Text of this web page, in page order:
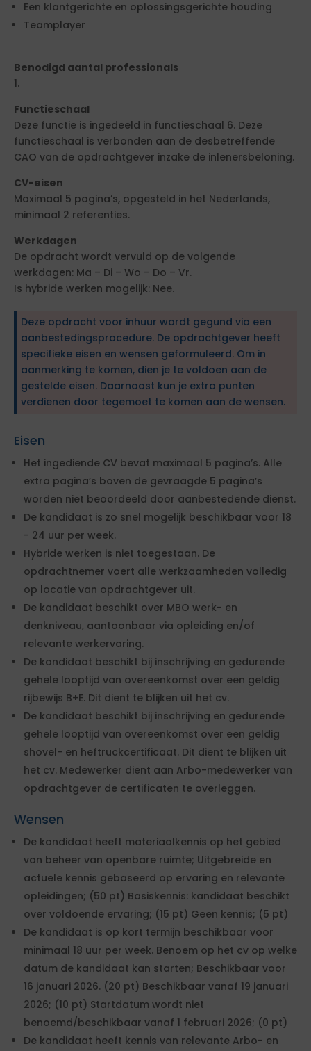
Een klantgerichte en oplossingsgerichte houding
Teamplayer
Benodigd aantal professionals
1.
Functieschaal
Deze functie is ingedeeld in functieschaal 6. Deze
functieschaal is verbonden aan de desbetreffende
CAO van de opdrachtgever inzake de inlenersbeloning.
CV-eisen
Maximaal 5 pagina’s, opgesteld in het Nederlands,
minimaal 2 referenties.
Werkdagen
De opdracht wordt vervuld op de volgende
werkdagen: Ma – Di – Wo – Do – Vr.
Is hybride werken mogelijk: Nee.
Deze opdracht voor inhuur wordt gegund via een
aanbestedingsprocedure. De opdrachtgever heeft
specifieke eisen en wensen geformuleerd. Om in
aanmerking te komen, dien je te voldoen aan de
gestelde eisen. Daarnaast kun je extra punten
verdienen door tegemoet te komen aan de wensen.
Eisen
Het ingediende CV bevat maximaal 5 pagina’s. Alle
extra pagina’s boven de gevraagde 5 pagina’s
worden niet beoordeeld door aanbestedende dienst.
De kandidaat is zo snel mogelijk beschikbaar voor 18
- 24 uur per week.
Hybride werken is niet toegestaan. De
opdrachtnemer voert alle werkzaamheden volledig
op locatie van opdrachtgever uit.
De kandidaat beschikt over MBO werk- en
denkniveau, aantoonbaar via opleiding en/of
relevante werkervaring.
De kandidaat beschikt bij inschrijving en gedurende
gehele looptijd van overeenkomst over een geldig
rijbewijs B+E. Dit dient te blijken uit het cv.
De kandidaat beschikt bij inschrijving en gedurende
gehele looptijd van overeenkomst over een geldig
shovel- en heftruckcertificaat. Dit dient te blijken uit
het cv. Medewerker dient aan Arbo-medewerker van
opdrachtgever de certificaten te overleggen.
Wensen
De kandidaat heeft materiaalkennis op het gebied
van beheer van openbare ruimte; Uitgebreide en
actuele kennis gebaseerd op ervaring en relevante
opleidingen; (50 pt) Basiskennis: kandidaat beschikt
over voldoende ervaring; (15 pt) Geen kennis; (5 pt)
De kandidaat is op kort termijn beschikbaar voor
minimaal 18 uur per week. Benoem op het cv op welke
datum de kandidaat kan starten; Beschikbaar voor
16 januari 2026. (20 pt) Beschikbaar vanaf 19 januari
2026; (10 pt) Startdatum wordt niet
benoemd/beschikbaar vanaf 1 februari 2026; (0 pt)
De kandidaat heeft kennis van relevante Arbo- en